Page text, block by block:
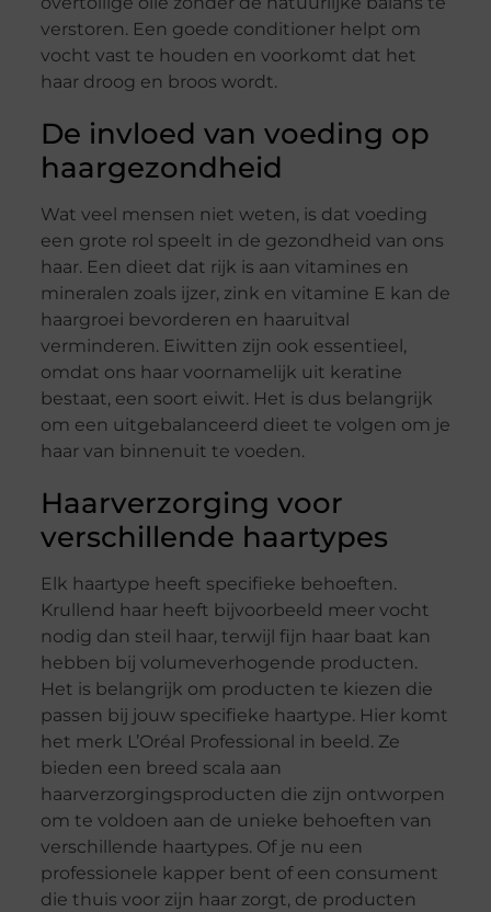
verstoren. Een goede conditioner helpt om
vocht vast te houden en voorkomt dat het
haar droog en broos wordt.
De invloed van voeding op
haargezondheid
Wat veel mensen niet weten, is dat voeding
een grote rol speelt in de gezondheid van ons
haar. Een dieet dat rijk is aan vitamines en
mineralen zoals ijzer, zink en vitamine E kan de
haargroei bevorderen en haaruitval
verminderen. Eiwitten zijn ook essentieel,
omdat ons haar voornamelijk uit keratine
bestaat, een soort eiwit. Het is dus belangrijk
om een uitgebalanceerd dieet te volgen om je
haar van binnenuit te voeden.
Haarverzorging voor
verschillende haartypes
Elk haartype heeft specifieke behoeften.
Krullend haar heeft bijvoorbeeld meer vocht
nodig dan steil haar, terwijl fijn haar baat kan
hebben bij volumeverhogende producten.
Het is belangrijk om producten te kiezen die
passen bij jouw specifieke haartype. Hier komt
het merk L’Oréal Professional in beeld. Ze
bieden een breed scala aan
haarverzorgingsproducten die zijn ontworpen
om te voldoen aan de unieke behoeften van
verschillende haartypes. Of je nu een
professionele kapper bent of een consument
die thuis voor zijn haar zorgt, de producten